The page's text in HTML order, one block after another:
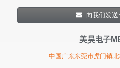
向我们发送
美昊电子
中国广东东莞市虎门镇